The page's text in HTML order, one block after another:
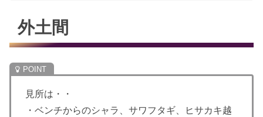
外土間
見所は・・
・ベンチからのシャラ、サワフタギ、ヒサカキ越